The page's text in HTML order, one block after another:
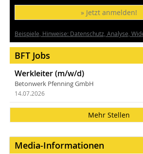
» Jetzt anmelden!
Beispiele, Hinweise: Datenschutz, Analyse,
BFT Jobs
Werkleiter (m/w/d)
Betonwerk Pfenning GmbH
14.07.2026
Mehr Stellen
Media-Informationen